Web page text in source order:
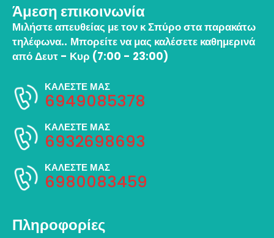
Άμεση επικοινωνία
Μιλήστε απευθείας με τον κ Σπύρο στα παρακάτω
τηλέφωνα.. Μπορείτε να μας καλέσετε καθημερινά
από Δευτ - Κυρ (7:00 - 23:00)
ΚΑΛΕΣΤΕ ΜΑΣ
6949085378
ΚΑΛΕΣΤΕ ΜΑΣ
6932698693
ΚΑΛΕΣΤΕ ΜΑΣ
6980083459
Πληροφορίες